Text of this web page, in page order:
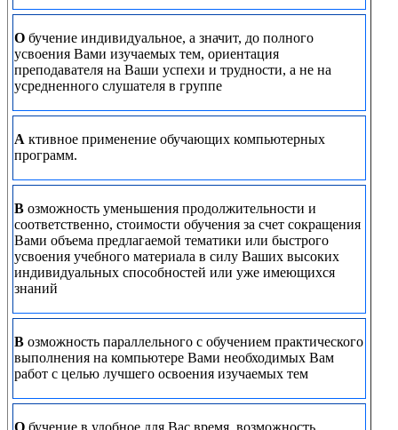
Обучение индивидуальное, а значит, до полного
усвоения Вами изучаемых тем, ориентация
преподавателя на Ваши успехи и трудности, а не на
усредненного слушателя в группе
Активное применение обучающих компьютерных
программ.
Возможность уменьшения продолжительности и
соответственно, стоимости обучения за счет сокращения
Вами объема предлагаемой тематики или быстрого
усвоения учебного материала в силу Ваших высоких
индивидуальных способностей или уже имеющихся
знаний
Возможность параллельного с обучением практического
выполнения на компьютере Вами необходимых Вам
работ с целью лучшего освоения изучаемых тем